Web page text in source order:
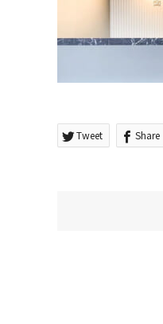
Tweet Share